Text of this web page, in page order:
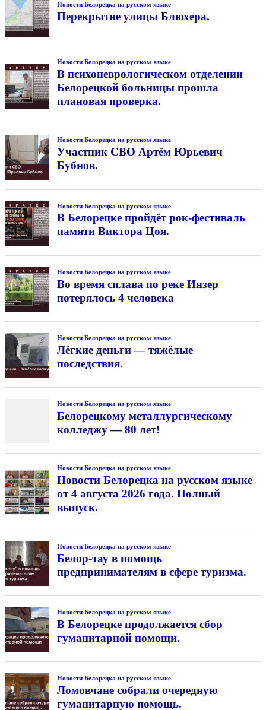
Новости Белорецка на русском языке
Перекрытие улицы Блюхера.
Новости Белорецка на русском языке
В психоневрологическом отделении
Белорецкой больницы прошла
плановая проверка.
Новости Белорецка на русском языке
Участник СВО Артём Юрьевич
Бубнов.
Новости Белорецка на русском языке
В Белорецке пройдёт рок-фестиваль
памяти Виктора Цоя.
Новости Белорецка на русском языке
Во время сплава по реке Инзер
потерялось 4 человека
Новости Белорецка на русском языке
Лёгкие деньги — тяжёлые
последствия.
Новости Белорецка на русском языке
Белорецкому металлургическому
колледжу — 80 лет!
Новости Белорецка на русском языке
Новости Белорецка на русском языке
от 4 августа 2026 года. Полный
выпуск.
Новости Белорецка на русском языке
Белор-тау в помощь
предпринимателям в сфере туризма.
Новости Белорецка на русском языке
В Белорецке продолжается сбор
гуманитарной помощи.
Новости Белорецка на русском языке
Ломовчане собрали очередную
гуманитарную помощь.